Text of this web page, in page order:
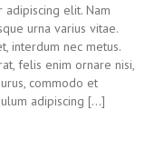
elit. Nam
urna varius vitae.
interdum nec metus.
felis enim ornare nisi,
commodo et
adipiscing [...]